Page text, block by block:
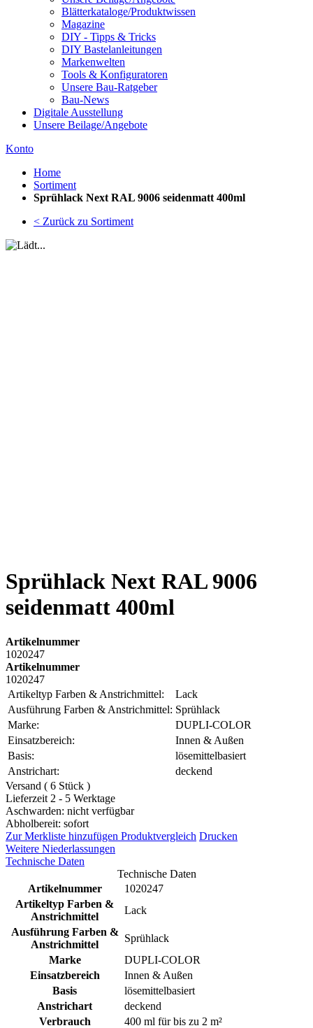
Blätterkataloge/Produktwissen
Magazine
DIY - Tipps & Tricks
DIY Bastelanleitungen
Markenwelten
Tools & Konfiguratoren
Unsere Bau-Ratgeber
Bau-News
Digitale Ausstellung
Unsere Beilage/Angebote
Konto
Home
Sortiment
Sprühlack Next RAL 9006 seidenmatt 400ml
< Zurück zu Sortiment
Sprühlack Next RAL 9006
seidenmatt 400ml
Artikelnummer
1020247
Artikelnummer
1020247
Artikeltyp Farben & Anstrichmittel:
Lack
Ausführung Farben & Anstrichmittel: Sprühlack
Marke:
DUPLI-COLOR
Einsatzbereich:
Innen & Außen
Basis:
lösemittelbasiert
Anstrichart:
deckend
Versand ( 6 Stück )
Lieferzeit 2 - 5 Werktage
Aschwarden: nicht verfügbar
Abholbereit: sofort
Zur Merkliste hinzufügen Produktvergleich Drucken
Weitere Niederlassungen
Technische Daten
Technische Daten
Artikelnummer
1020247
Artikeltyp Farben &
Anstrichmittel
Lack
Ausführung Farben &
Anstrichmittel
Sprühlack
Marke
DUPLI-COLOR
Einsatzbereich
Innen & Außen
Basis
lösemittelbasiert
Anstrichart
deckend
Verbrauch
400 ml für bis zu 2 m²